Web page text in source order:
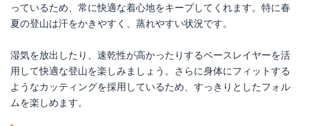
っているため、常に快適な着心地をキープしてくれます。特に春
夏の登山は汗をかきやすく、蒸れやすい状況です。
湿気を放出したり、速乾性が高かったりするベースレイヤーを活
用して快適な登山を楽しみましょう。さらに身体にフィットする
ようなカッティングを採用しているため、すっきりとしたフォル
ムを楽しめます。